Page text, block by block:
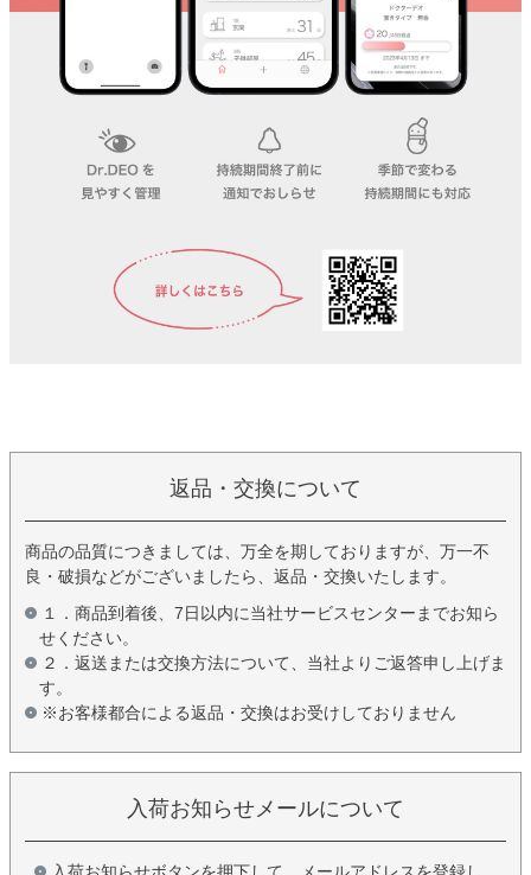
返品・交換について
商品の品質につきましては、万全を期しておりますが、万一不
良・破損などがございましたら、返品・交換いたします。
１．商品到着後、7日以内に当社サービスセンターまでお知ら
せください。
２．返送または交換方法について、当社よりご返答申し上げま
す。
※お客様都合による返品・交換はお受けしておりません
入荷お知らせメールについて
入荷お知らせボタンを押下して、メールアドレスを登録し